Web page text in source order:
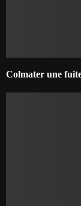
Colmater une